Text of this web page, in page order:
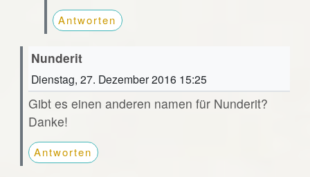
Antworten
Nunderit
Dienstag, 27. Dezember 2016 15:25
Gibt es einen anderen namen für Nunderit?
Danke!
Antworten